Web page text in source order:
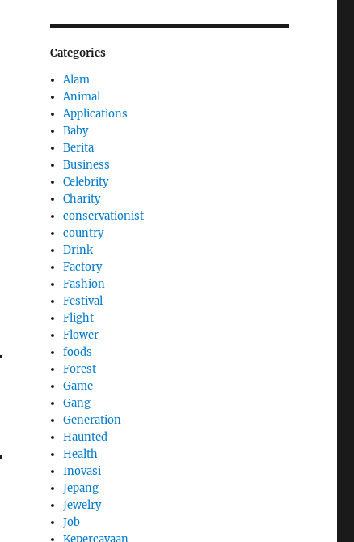
Categories
Alam
Animal
Applications
Baby
Berita
Business
Celebrity
Charity
conservationist
country
Drink
Factory
Fashion
Festival
Flight
Flower
foods
Forest
Game
Gang
Generation
Haunted
Health
Inovasi
Jepang
Jewelry
Job